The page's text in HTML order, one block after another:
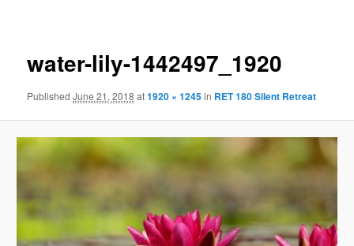
water-lily-1442497_1920
PublishedJune 21, 2018 at1920 × 1245in RET 180 Silent Retreat